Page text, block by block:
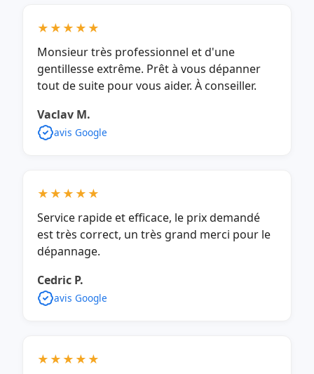
★★★★★
Monsieur très professionnel et d'une
gentillesse extrême. Prêt à vous dépanner
tout de suite pour vous aider. À conseiller.
Vaclav M.
avis Google
★★★★★
Service rapide et efficace, le prix demandé
est très correct, un très grand merci pour le
dépannage.
Cedric P.
avis Google
★★★★★